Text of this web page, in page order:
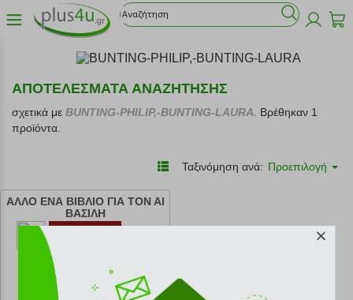
ΑΠΟΤΕΛΕΣΜΑΤΑ ΑΝΑΖΗΤΗΣΗΣ
σχετικά με BUNTING-PHILIP,-BUNTING-LAURA. Βρέθηκαν 1
προϊόντα.
Ταξινόμηση ανά: Προεπιλογή
ΑΛΛΟ ΕΝΑ ΒΙΒΛΙΟ ΓΙΑ ΤΟΝ ΑΙ
ΒΑΣΙΛΗ